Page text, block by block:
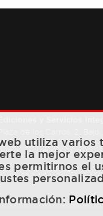
utiliza varios
la mejor
permitirnos el